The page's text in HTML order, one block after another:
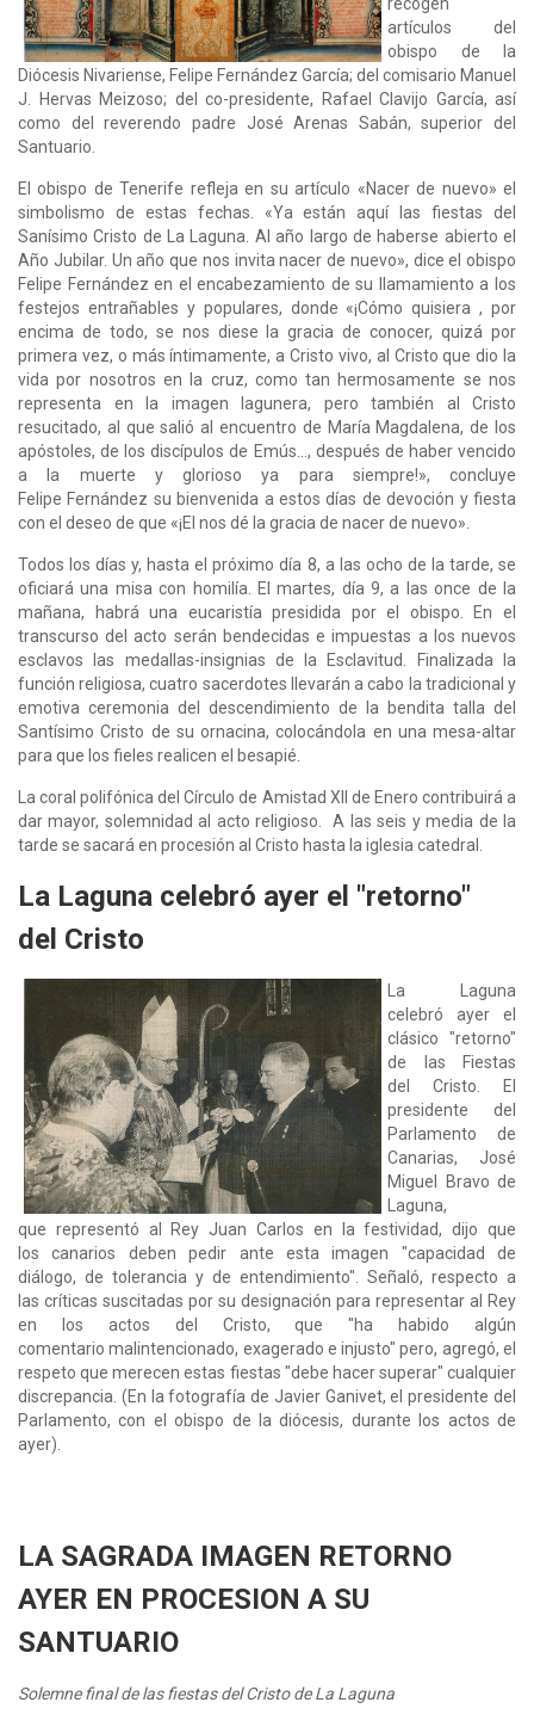
artículos del
obispo de la
Diócesis Nivariense, Felipe Fernández García; del comisario Manuel
J. Hervas Meizoso; del co-presidente, Rafael Clavijo García, así
como del reverendo padre José Arenas Sabán, superior del
Santuario.
El obispo de Tenerife refleja en su artículo «Nacer de nuevo» el
simbolismo de estas fechas. «Ya están aquí las fiestas del
Sanísimo Cristo de La Laguna. Al año largo de haberse abierto el
Año Jubilar. Un año que nos invita nacer de nuevo», dice el obispo
Felipe Fernández en el encabezamiento de su llamamiento a los
festejos entrañables y populares, donde «¡Cómo quisiera , por
encima de todo, se nos diese la gracia de conocer, quizá por
primera vez, o más íntimamente, a Cristo vivo, al Cristo que dio la
vida por nosotros en la cruz, como tan hermosamente se nos
representa en la imagen lagunera, pero también al Cristo
resucitado, al que salió al encuentro de María Magdalena, de los
apóstoles, de los discípulos de Emús..., después de haber vencido
a la muerte y glorioso ya para siempre!», concluye
Felipe Fernández su bienvenida a estos días de devoción y fiesta
con el deseo de que «¡El nos dé la gracia de nacer de nuevo».
Todos los días y, hasta el próximo día 8, a las ocho de la tarde, se
oficiará una misa con homilía. El martes, día 9, a las once de la
mañana, habrá una eucaristía presidida por el obispo. En el
transcurso del acto serán bendecidas e impuestas a los nuevos
esclavos las medallas-insignias de la Esclavitud. Finalizada la
función religiosa, cuatro sacerdotes llevarán a cabo la tradicional y
emotiva ceremonia del descendimiento de la bendita talla del
Santísimo Cristo de su ornacina, colocándola en una mesa-altar
para que los fieles realicen el besapié.
La coral polifónica del Círculo de Amistad XII de Enero contribuirá a
dar mayor, solemnidad al acto religioso. A las seis y media de la
tarde se sacará en procesión al Cristo hasta la iglesia catedral.
La Laguna celebró ayer el "retorno"
del Cristo
La Laguna
celebró ayer el
clásico "retorno"
de las Fiestas
del Cristo. El
presidente del
Parlamento de
Canarias, José
Miguel Bravo de
Laguna,
que representó al Rey Juan Carlos en la festividad, dijo que
los canarios deben pedir ante esta imagen "capacidad de
diálogo, de tolerancia y de entendimiento". Señaló, respecto a
las críticas suscitadas por su designación para representar al Rey
en los actos del Cristo, que "ha habido algún
comentario malintencionado, exagerado e injusto" pero, agregó, el
respeto que merecen estas fiestas "debe hacer superar" cualquier
discrepancia. (En la fotografía de Javier Ganivet, el presidente del
Parlamento, con el obispo de la diócesis, durante los actos de
ayer).
LA SAGRADA IMAGEN RETORNO
AYER EN PROCESION A SU
SANTUARIO
Solemne final de las fiestas del Cristo de La Laguna